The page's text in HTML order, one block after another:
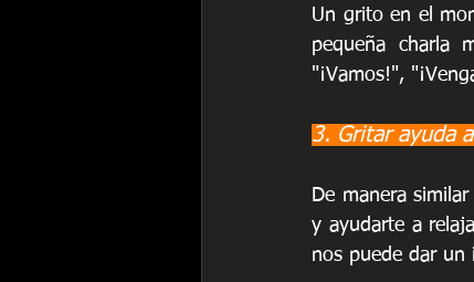
Un grito en el
pequeña charla
"¡Vamos!",
3. Gritar ayuda
De manera
y ayudarte a
nos puede dar un